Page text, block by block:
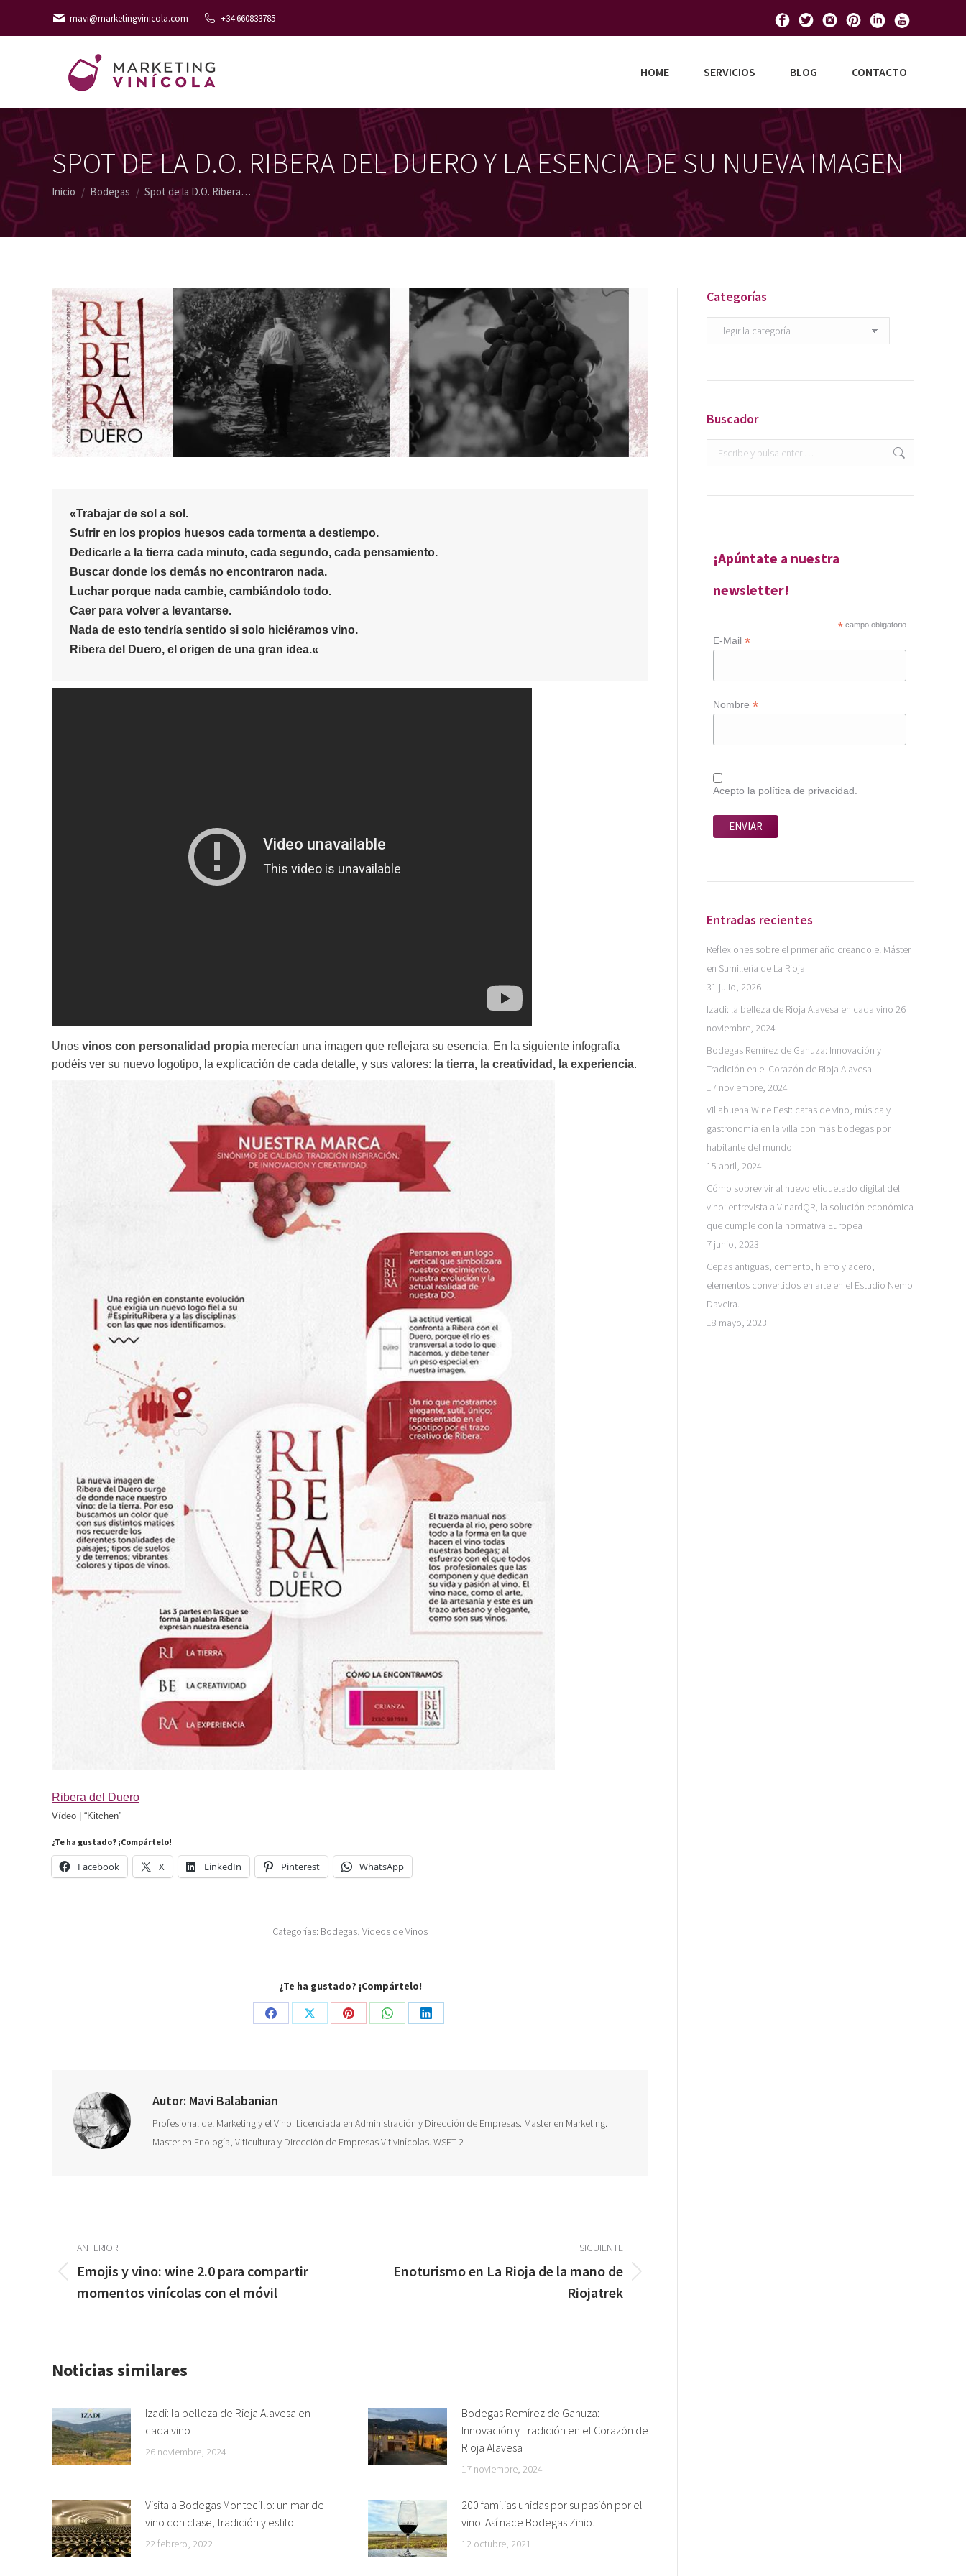
mavi@marketingvinicola.com +34 660833785
HOME SERVICIOS BLOG CONTACTO
SPOT DE LA D.O. RIBERA DEL DUERO Y LA ESENCIA DE SU NUEVA IMAGEN
Estás aquí:
Inicio Bodegas Spot de la D.O. Ribera…
«Trabajar de sol a sol.
Sufrir en los propios huesos cada tormenta a destiempo.
Dedicarle a la tierra cada minuto, cada segundo, cada pensamiento.
Buscar donde los demás no encontraron nada.
Luchar porque nada cambie, cambiándolo todo.
Caer para volver a levantarse.
Nada de esto tendría sentido si solo hiciéramos vino.
Ribera del Duero, el origen de una gran idea.«
Unos vinos con personalidad propia merecían una imagen que reflejara su esencia. En la siguiente infografía
podéis ver su nuevo logotipo, la explicación de cada detalle, y sus valores: la tierra, la creatividad, la experiencia.
Ribera del Duero
Vídeo | “Kitchen”
¿Te ha gustado? ¡Compártelo!
Facebook X LinkedIn Pinterest WhatsApp
Categorías: Bodegas, Vídeos de Vinos
¿Te ha gustado? ¡Compártelo!
Share
Share
Share
Share
Share
Autor: Mavi Balabanian
Profesional del Marketing y el Vino. Licenciada en Administración y Dirección de Empresas. Master en Marketing.
Master en Enología, Viticultura y Dirección de Empresas Vitivinícolas. WSET 2
entre
publicaciones
ANTERIOR
Publicación
anterior:
Emojis y vino: wine 2.0 para compartir
momentos vinícolas con el móvil
SIGUIENTE
Publicación
Enoturismo en La Rioja de la mano de
Riojatrek
Noticias similares
Izadi: la belleza de Rioja Alavesa en
cada vino
26 noviembre, 2024
Bodegas Remírez de Ganuza:
Innovación y Tradición en el Corazón de
Rioja Alavesa
17 noviembre, 2024
Visita a Bodegas Montecillo: un mar de
vino con clase, tradición y estilo.
22 febrero, 2022
200 familias unidas por su pasión por el
vino. Así nace Bodegas Zinio.
12 octubre, 2021
Categorías
Categorías
Buscador
Buscar:
¡Apúntate a nuestra
newsletter!
*campo obligatorio
E-Mail *
Nombre *
Acepto la política de privacidad.
Entradas recientes
Reflexiones sobre el primer año creando el Máster
en Sumillería de La Rioja
31 julio, 2026
Izadi: la belleza de Rioja Alavesa en cada vino 26
noviembre, 2024
Bodegas Remírez de Ganuza: Innovación y
Tradición en el Corazón de Rioja Alavesa
17 noviembre, 2024
Villabuena Wine Fest: catas de vino, música y
gastronomía en la villa con más bodegas por
habitante del mundo
15 abril, 2024
Cómo sobrevivir al nuevo etiquetado digital del
vino: entrevista a VinardQR, la solución económica
que cumple con la normativa Europea
7 junio, 2023
Cepas antiguas, cemento, hierro y acero;
elementos convertidos en arte en el Estudio Nemo
Daveira.
18 mayo, 2023